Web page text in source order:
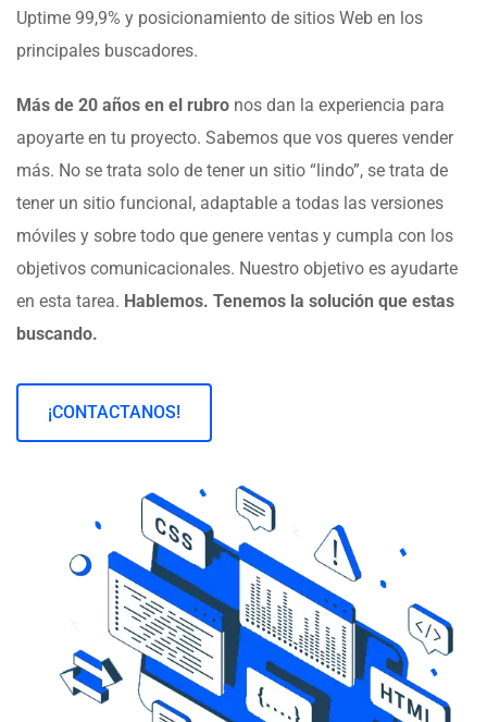
Uptime 99,9% y posicionamiento de sitios Web en los
principales buscadores.
Más de 20 años en el rubro nos dan la experiencia para
apoyarte en tu proyecto. Sabemos que vos queres vender
más. No se trata solo de tener un sitio “lindo”, se trata de
tener un sitio funcional, adaptable a todas las versiones
móviles y sobre todo que genere ventas y cumpla con los
objetivos comunicacionales. Nuestro objetivo es ayudarte
en esta tarea. Hablemos. Tenemos la solución que estas
buscando.
¡CONTACTANOS!